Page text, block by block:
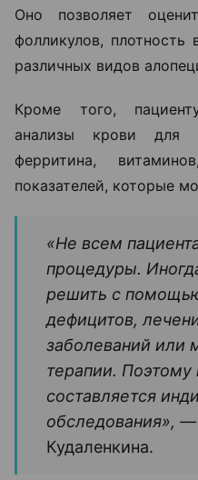
Оно позволяет
фолликулов, плотность
различных видов
Кроме того,
анализы крови для
ферритина,
показателей, которые
«Не всем
процедуры.
решить с
дефицитов,
заболеваний или
терапии. Поэтому
составляется
обследования», —
Кудаленкина.